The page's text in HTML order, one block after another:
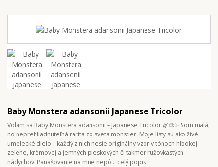
Baby Monstera adansonii Japanese Tricolor
Volám sa Baby Monstera adansonii – Japanese Tricolor 🌿🎨✨ Som malá,
no neprehliadnuteľná rarita zo sveta monstier. Moje listy sú ako živé
umelecké dielo – každý z nich nesie originálny vzor v tónoch hlbokej
zelene, krémovej a jemných pieskových či takmer ružovkastých
nádychov. Panašovanie na mne nepô... celý popis